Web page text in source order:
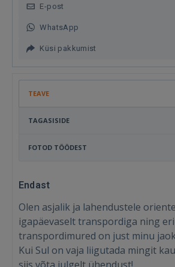
E-post
WhatsApp
Küsi pakkumist
TEAVE
TAGASISIDE
FOTOD TÖÖDEST
Endast
Olen asjalik ja lahendustele
igapäevaselt transpordiga ning
transpordimured on just minu
Kui Sul on vaja liigutada mingit